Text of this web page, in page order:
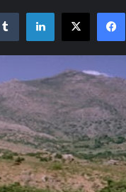
Facebook
X